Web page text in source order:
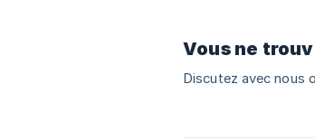
Vous ne
Discutez avec nous